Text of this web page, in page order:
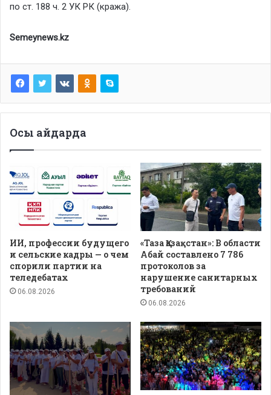
по ст. 188 ч. 2 УК РК (кража).
Semeynews.kz
Осы айдарда
ИИ, профессии будущего
и сельские кадры — о чем
спорили партии на
теледебатах
06.08.2026
«Таза Қазақстан»: В области
Абай составлено 7 786
протоколов за
нарушение санитарных
требований
06.08.2026